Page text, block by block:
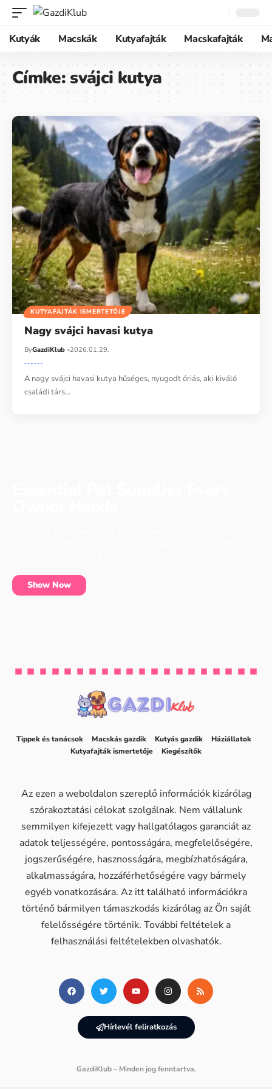
Kutyák Macskák Kutyafajták Macskafajták
Címke:svájci kutya
KUTYAFAJTÁK ISMERTETŐJE
Nagy svájci havasi kutya
ByGazdiKlub 2026.01.29.
A nagy svájci havasi kutya hűséges, nyugodt óriás, aki kiváló
családi társ…
Show Now
Tippek és tanácsok Macskás gazdik Kutyás gazdik
Háziállatok
Kutyafajták ismertetője
Kiegészítők
Az ezen a weboldalon szereplő információk kizárólag
szórakoztatási célokat szolgálnak. Nem vállalunk
semmilyen kifejezett vagy hallgatólagos garanciát az
adatok teljességére, pontosságára, megfelelőségére,
jogszerűségére, hasznosságára, megbízhatóságára,
alkalmasságára, hozzáférhetőségére vagy bármely
egyéb vonatkozására. Az itt található információkra
történő bármilyen támaszkodás kizárólag az Ön saját
felelősségére történik. További feltételek a
felhasználási feltételekben olvashatók.
Hírlevél feliratkozás
GazdiKlub – Minden jog fenntartva.